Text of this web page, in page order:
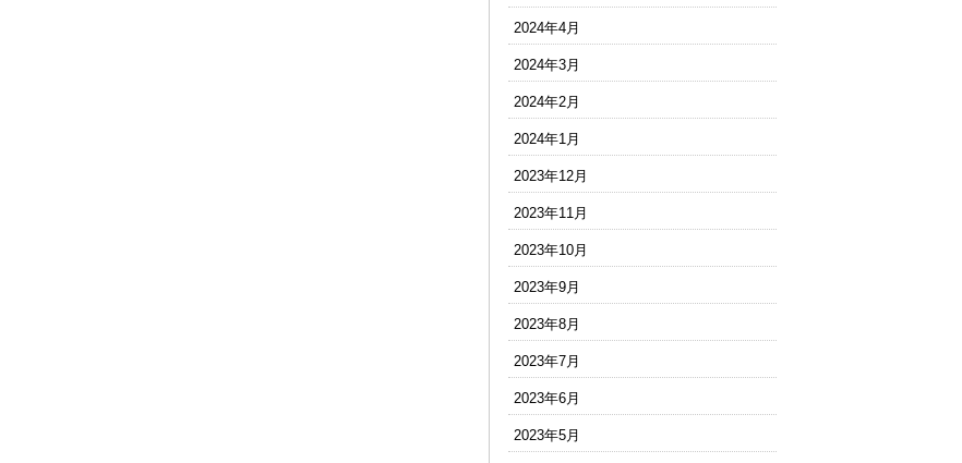
2024年4月
2024年3月
2024年2月
2024年1月
2023年12月
2023年11月
2023年10月
2023年9月
2023年8月
2023年7月
2023年6月
2023年5月